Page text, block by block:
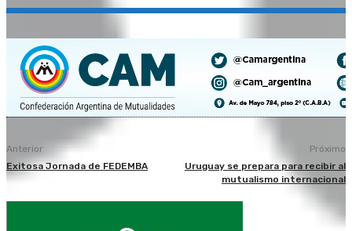
Anterior
Exitosa Jornada de FEDEMBA
Próximo
Uruguay se prepara para recibir al
mutualismo internacional